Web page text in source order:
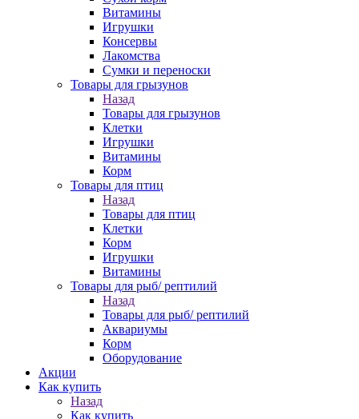
Витамины
Игрушки
Консервы
Лакомства
Сумки и переноски
Товары для грызунов
Назад
Товары для грызунов
Клетки
Игрушки
Витамины
Корм
Товары для птиц
Назад
Товары для птиц
Клетки
Корм
Игрушки
Витамины
Товары для рыб/ рептилий
Назад
Товары для рыб/ рептилий
Аквариумы
Корм
Оборудование
Акции
Как купить
Назад
Как купить